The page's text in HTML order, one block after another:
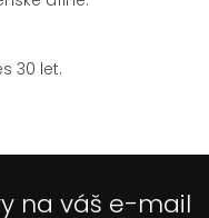
30 let.
na váš e-mail